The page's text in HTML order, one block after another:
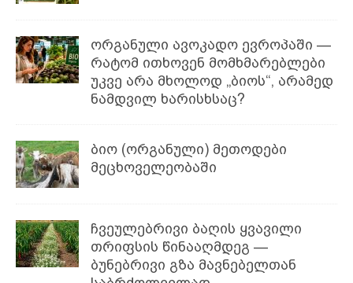
ორგანული ავოკადო ევროპაში —
რატომ ითხოვენ მომხმარებლები
უკვე არა მხოლოდ „ბიოს“, არამედ
ნამდვილ ხარისხსაც?
ბიო (ორგანული) მეთოდები
მეცხოველეობაში
ჩვეულებრივი ბაღის ყვავილი
თრიფსის წინააღმდეგ —
ბუნებრივი გზა მავნებელთან